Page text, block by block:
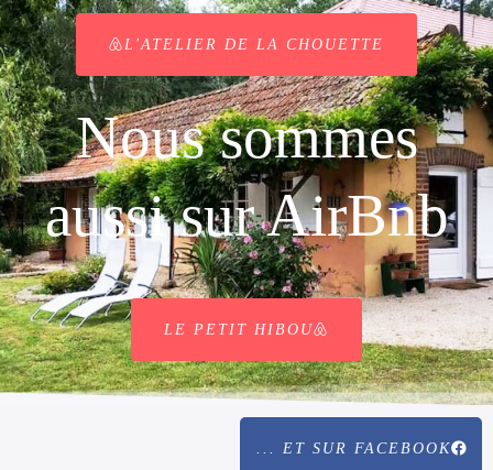
L'ATELIER DE LA CHOUETTE
Nous sommes
aussi sur AirBnb
LE PETIT HIBOU
... ET SUR FACEBOOK